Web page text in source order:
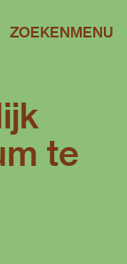
ZOEKENMENU
te